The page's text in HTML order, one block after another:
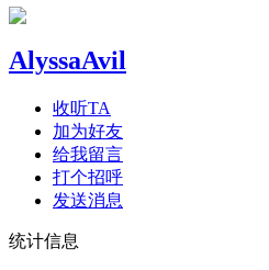
AlyssaAvil
收听TA
加为好友
给我留言
打个招呼
发送消息
统计信息